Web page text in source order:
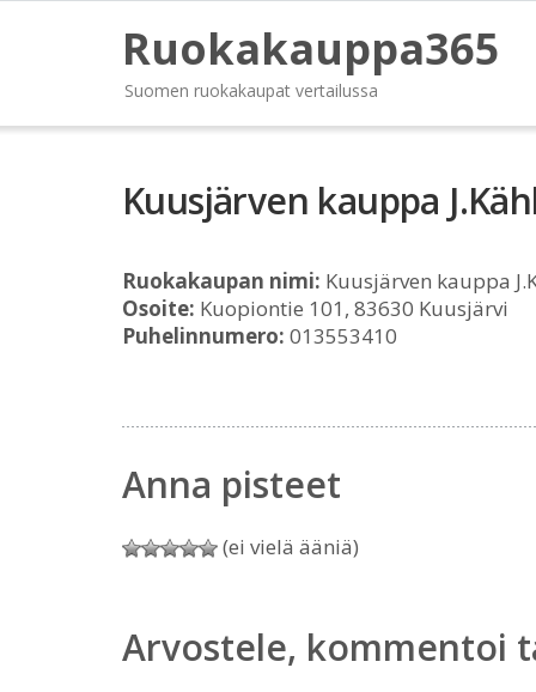
Ruokakauppa365
Suomen ruokakaupat vertailussa
Kuusjärven kauppa
Ruokakaupan nimi: Kuusjärven kauppa
Osoite: Kuopiontie 101, 83630 Kuusjärvi
Puhelinnumero: 013553410
Anna pisteet
(ei vielä ääniä)
Arvostele, kommentoi